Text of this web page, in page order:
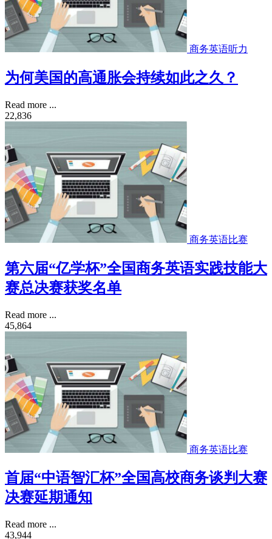
商务英语听力
为何美国的高通胀会持续如此之久？
Read more ...
22,836
商务英语比赛
第六届“亿学杯”全国商务英语实践技能大
赛总决赛获奖名单
Read more ...
45,864
商务英语比赛
首届“中语智汇杯”全国高校商务谈判大赛
决赛延期通知
Read more ...
43,944